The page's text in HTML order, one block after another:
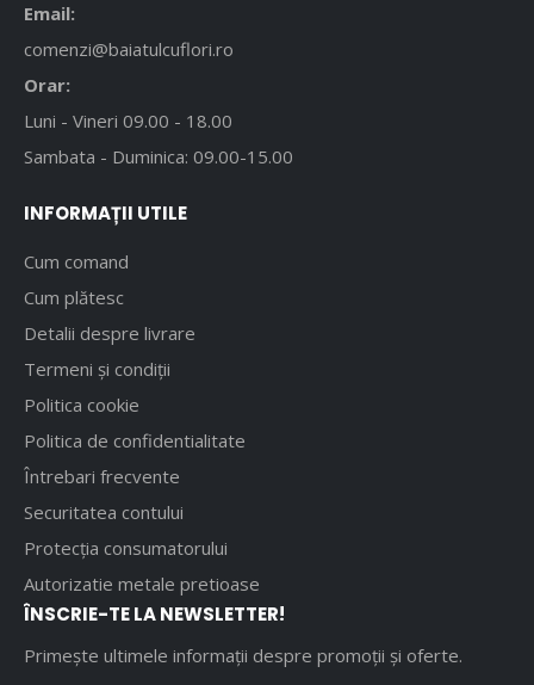
Email:
comenzi@baiatulcuflori.ro
Orar:
Luni - Vineri 09.00 - 18.00
Sambata - Duminica: 09.00-15.00
INFORMAȚII UTILE
Cum comand
Cum plătesc
Detalii despre livrare
Termeni și condiții
Politica cookie
Politica de confidentialitate
Întrebari frecvente
Securitatea contului
Protecția consumatorului
Autorizatie metale pretioase
ÎNSCRIE-TE LA NEWSLETTER!
Primește ultimele informații despre promoții și oferte.